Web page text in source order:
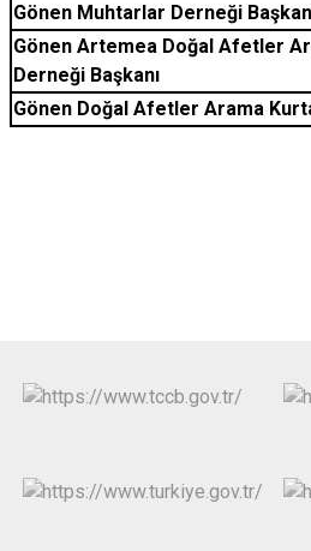
Gönen Muhtarlar Derneği
Gönen Artemea Doğal Afetler
Derneği Başkanı
Gönen Doğal Afetler Arama